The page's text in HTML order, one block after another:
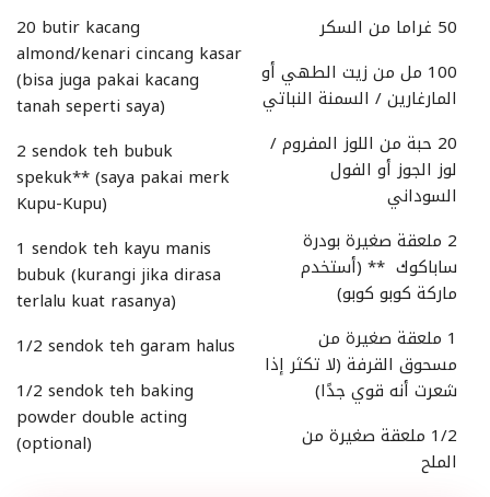
50 غراما من السكر
100 مل من زيت الطهي أو
المارغارين / السمنة النباتي
20 حبة من اللوز المفروم /
لوز الجوز أو الفول
السوداني
2 ملعقة صغيرة بودرة
ساباكوك ** (أستخدم
ماركة كوبو كوبو)
1 ملعقة صغيرة من
مسحوق القرفة (لا تكثر إذا
شعرت أنه قوي جدًا)
1/2 ملعقة صغيرة من
الملح
20 butir kacang
almond/kenari cincang kasar
(bisa juga pakai kacang
tanah seperti saya)
2 sendok teh bubuk
spekuk** (saya pakai merk
Kupu-Kupu)
1 sendok teh kayu manis
bubuk (kurangi jika dirasa
terlalu kuat rasanya)
1/2 sendok teh garam halus
1/2 sendok teh baking
powder double acting
(optional)